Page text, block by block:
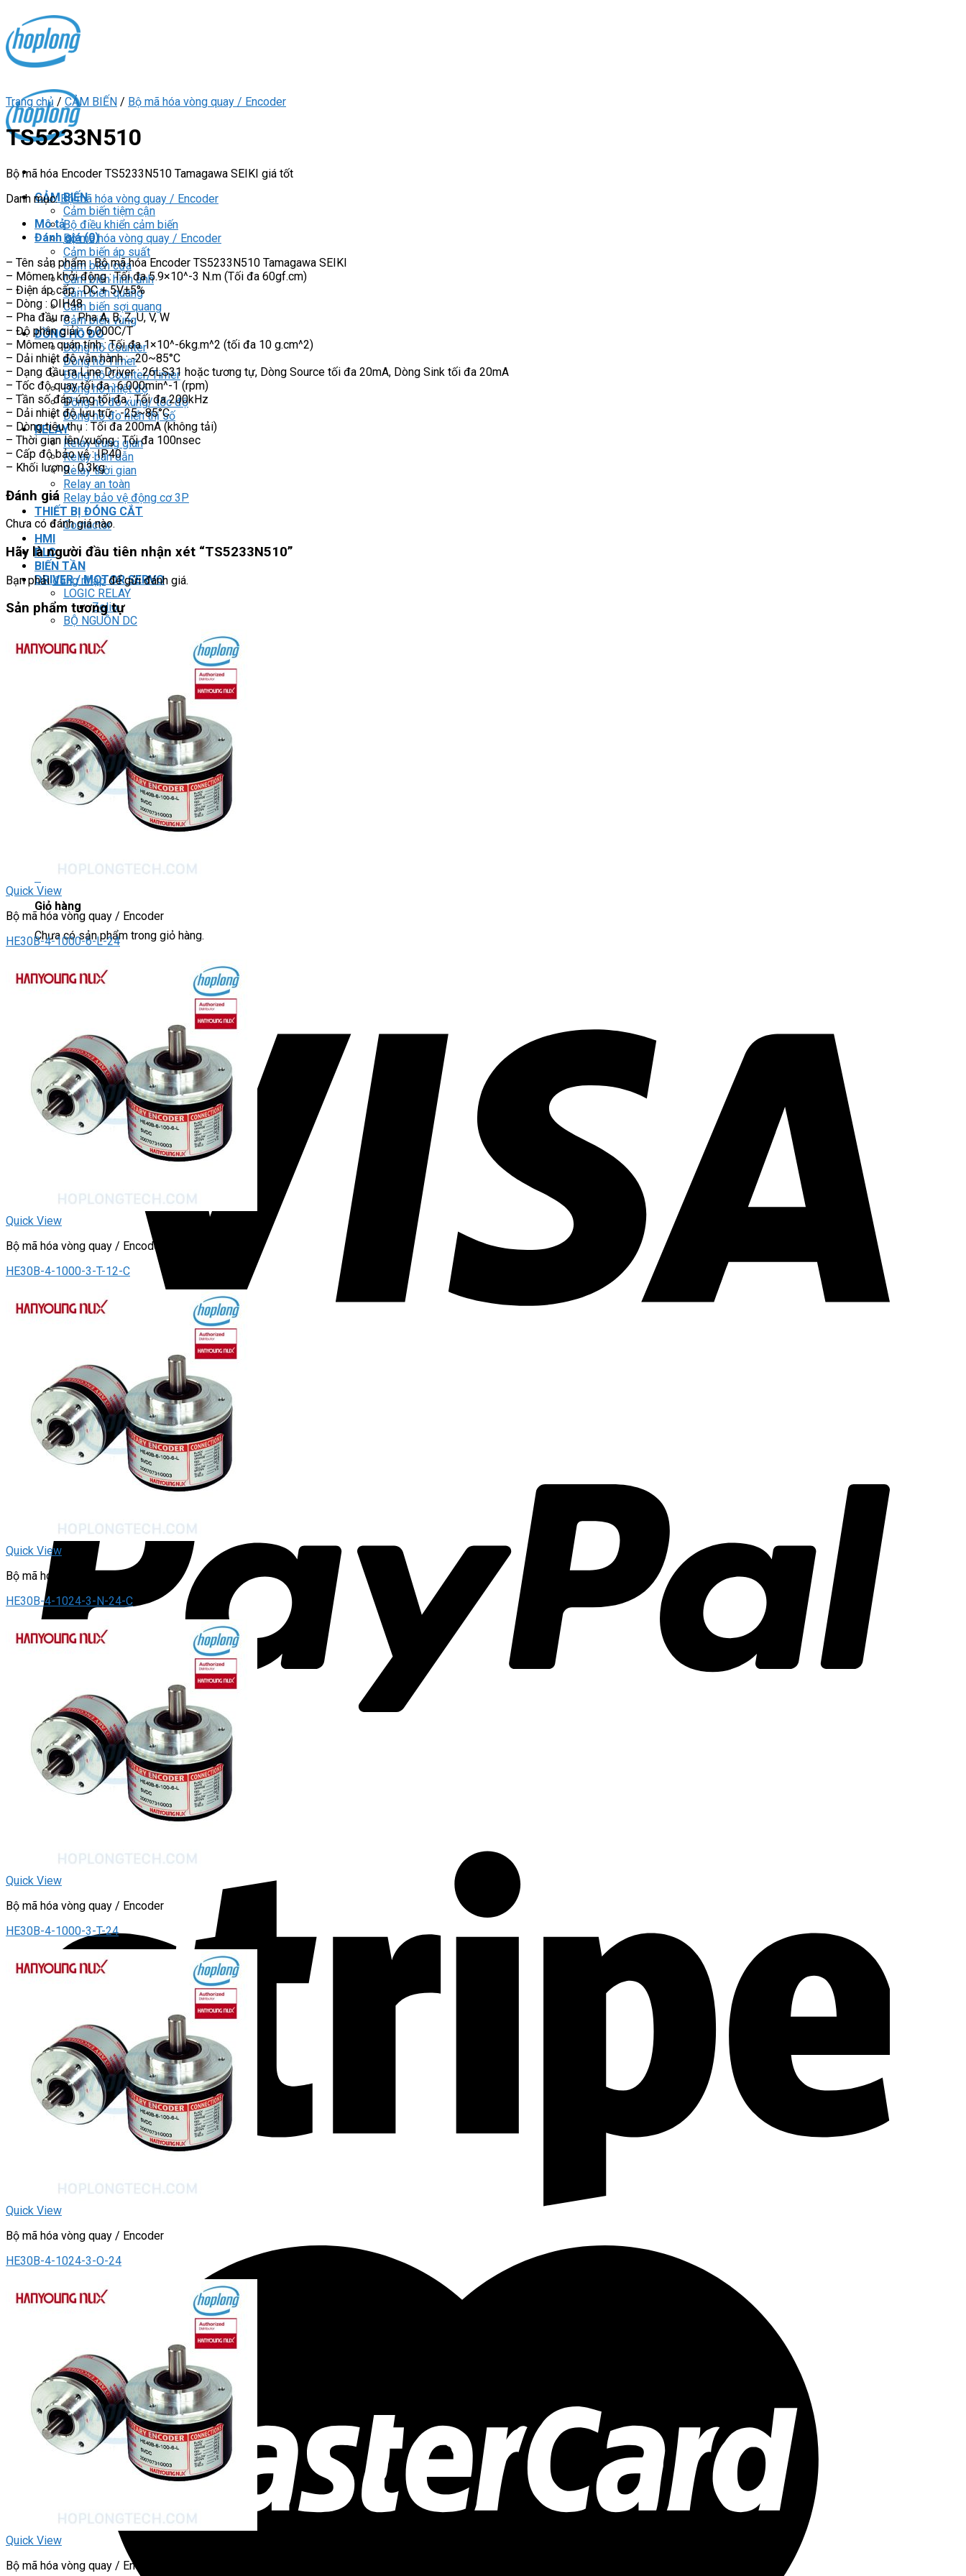
content
CẢM BIẾN
Cảm biến tiệm cận
Bộ điều khiển cảm biến
Bộ mã hóa vòng quay / Encoder
Cảm biến áp suất
Cảm biến cửa
Cảm biến hình ảnh
Cảm biến quang
Cảm biến sợi quang
Cảm biến vùng
ĐỒNG HỒ ĐO
Đồng hồ Counter
Đồng hồ Timer
Đồng hồ Counter/Timer
Đồng hồ nhiệt độ
Đồng hồ đo xung/ tốc độ
Đồng hồ đo hiển thị số
RELAY
Relay trung gian
Relay bán dẫn
Relay thời gian
Relay an toàn
Relay bảo vệ động cơ 3P
THIẾT BỊ ĐÓNG CẮT
Contactor
HMI
PLC
BIẾN TẦN
DRIVER / MOTOR SERVO
LOGIC RELAY
Zelio
BỘ NGUỒN DC
Light Star
Đèn báo panel tròn
Đèn báo tháp
Đèn báo khác
CHUYỂN MẠCH / NÚT NHẤN
Chuyển mạch có khóa
Công tắc dừng khẩn
Nút nhấn
Phích cắm / Ổ cắm / Công tắc
Giỏ hàng
Chưa có sản phẩm trong giỏ hàng.
Trang chủ / CẢM BIẾN / Bộ mã hóa vòng quay / Encoder
TS5233N510
Bộ mã hóa Encoder TS5233N510 Tamagawa SEIKI giá tốt
Danh mục:Bộ mã hóa vòng quay / Encoder
Mô tả
Đánh giá (0)
– Tên sản phẩm : Bộ mã hóa Encoder TS5233N510 Tamagawa SEIKI
– Mômen khởi động : Tối đa 5.9×10^-3 N.m (Tối đa 60gf.cm)
– Điện áp cấp : DC + 5V±5%
– Dòng : OIH48
– Pha đầu ra : Pha A, B, Z, U, V, W
– Độ phân giải : 6.000C/T
– Mômen quán tính : Tối đa 1×10^-6kg.m^2 (tối đa 10 g.cm^2)
– Dải nhiệt độ vận hành : -20~85°C
– Dạng đầu ra Line Driver : 26LS31 hoặc tương tự, Dòng Source tối đa 20mA, Dòng Sink tối đa 20mA
– Tốc độ quay tối đa : 6.000min^-1 (rpm)
– Tần số đáp ứng tối đa : Tối đa 200kHz
– Dải nhiệt độ lưu trữ : -25~85°C
– Dòng tiêu thụ : Tối đa 200mA (không tải)
– Thời gian lên/xuống : Tối đa 100nsec
– Cấp độ bảo vệ : IP40
– Khối lượng : 0.3kg
Đánh giá
Chưa có đánh giá nào.
Hãy là người đầu tiên nhận xét “TS5233N510”
Bạn phải đăng nhậpđể gửi đánh giá.
Sản phẩm tương tự
Quick View
Bộ mã hóa vòng quay / Encoder
HE30B-4-1000-6-L-24
Quick View
Bộ mã hóa vòng quay / Encoder
HE30B-4-1000-3-T-12-C
Quick View
Bộ mã hóa vòng quay / Encoder
HE30B-4-1024-3-N-24-C
Quick View
Bộ mã hóa vòng quay / Encoder
HE30B-4-1000-3-T-24
Quick View
Bộ mã hóa vòng quay / Encoder
HE30B-4-1024-3-O-24
Quick View
Bộ mã hóa vòng quay / Encoder